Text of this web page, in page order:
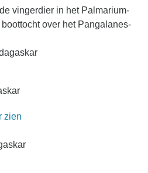
vingerdier in het Palmarium-
over het Pangalanes-
zien